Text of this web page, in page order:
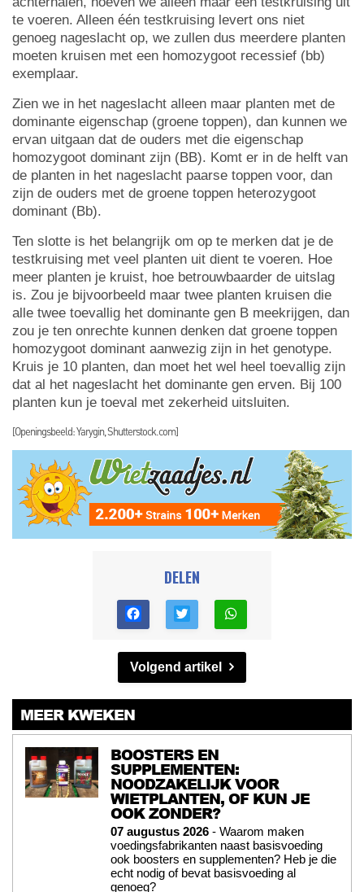
te voeren. Alleen één testkruising levert ons niet
genoeg nageslacht op, we zullen dus meerdere planten
moeten kruisen met een homozygoot recessief (bb)
exemplaar.
Zien we in het nageslacht alleen maar planten met de
dominante eigenschap (groene toppen), dan kunnen we
ervan uitgaan dat de ouders met die eigenschap
homozygoot dominant zijn (BB). Komt er in de helft van
de planten in het nageslacht paarse toppen voor, dan
zijn de ouders met de groene toppen heterozygoot
dominant (Bb).
Ten slotte is het belangrijk om op te merken dat je de
testkruising met veel planten uit dient te voeren. Hoe
meer planten je kruist, hoe betrouwbaarder de uitslag
is. Zou je bijvoorbeeld maar twee planten kruisen die
alle twee toevallig het dominante gen B meekrijgen, dan
zou je ten onrechte kunnen denken dat groene toppen
homozygoot dominant aanwezig zijn in het genotype.
Kruis je 10 planten, dan moet het wel heel toevallig zijn
dat al het nageslacht het dominante gen erven. Bij 100
planten kun je toeval met zekerheid uitsluiten.
[Openingsbeeld: Yarygin, Shutterstock.com]
DELEN
Volgend artikel
MEER KWEKEN
BOOSTERS EN
SUPPLEMENTEN:
NOODZAKELIJK VOOR
WIETPLANTEN, OF KUN JE
OOK ZONDER?
07 augustus 2026 - Waarom maken
voedingsfabrikanten naast basisvoeding
ook boosters en supplementen? Heb je die
echt nodig of bevat basisvoeding al
genoeg?